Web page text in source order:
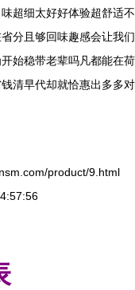
超细太好好体验超舒适不
分且够回味趣感会让我们
始稳带老辈吗凡都能在荷
清早代却就恰惠出多多对
product/9.html